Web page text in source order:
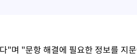
"며 "문항 해결에 필요한 정보를 지